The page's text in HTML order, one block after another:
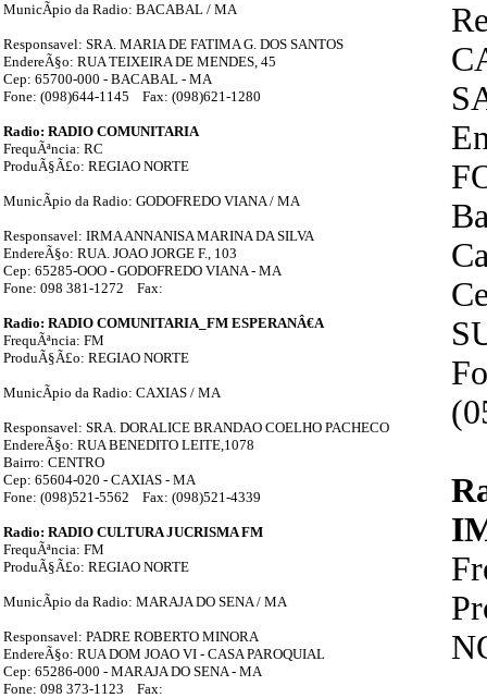
MunicÃ­pio da Radio: BACABAL / MA
Responsavel: SRA. MARIA DE FATIMA G. DOS SANTOS
EndereÃ§o: RUA TEIXEIRA DE MENDES, 45
Cep: 65700-000 - BACABAL - MA
Fone: (098)644-1145 Fax: (098)621-1280
Radio: RADIO COMUNITARIA
FrequÃªncia: RC
ProduÃ§Ã£o: REGIAO NORTE
MunicÃ­pio da Radio: GODOFREDO VIANA / MA
Responsavel: IRMA ANNANISA MARINA DA SILVA
EndereÃ§o: RUA. JOAO JORGE F., 103
Cep: 65285-OOO - GODOFREDO VIANA - MA
Fone: 098 381-1272 Fax:
Radio: RADIO COMUNITARIA_FM ESPERANÂ€A
FrequÃªncia: FM
ProduÃ§Ã£o: REGIAO NORTE
MunicÃ­pio da Radio: CAXIAS / MA
Responsavel: SRA. DORALICE BRANDAO COELHO PACHECO
EndereÃ§o: RUA BENEDITO LEITE,1078
Bairro: CENTRO
Cep: 65604-020 - CAXIAS - MA
Fone: (098)521-5562 Fax: (098)521-4339
Radio: RADIO CULTURA JUCRISMA FM
FrequÃªncia: FM
ProduÃ§Ã£o: REGIAO NORTE
MunicÃ­pio da Radio: MARAJA DO SENA / MA
Responsavel: PADRE ROBERTO MINORA
EndereÃ§o: RUA DOM JOAO VI - CASA PAROQUIAL
Cep: 65286-000 - MARAJA DO SENA - MA
Fone: 098 373-1123 Fax: